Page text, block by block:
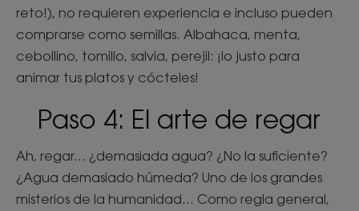
reto!), no requieren experiencia e incluso pueden
comprarse como semillas. Albahaca, menta,
cebollino, tomillo, salvia, perejil: ¡lo justo para
animar tus platos y cócteles!
Paso 4: El arte de regar
Ah, regar... ¿demasiada agua? ¿No la suficiente?
¿Agua demasiado húmeda? Uno de los grandes
misterios de la humanidad... Como regla general,